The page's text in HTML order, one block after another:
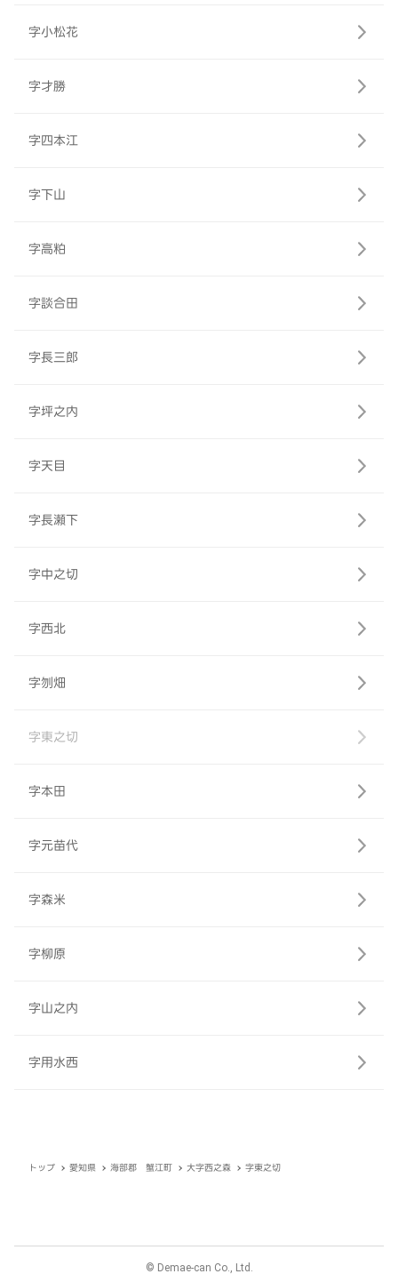
字小松花
字才勝
字四本江
字下山
字高粕
字談合田
字長三郎
字坪之内
字天目
字長瀬下
字中之切
字西北
字刎畑
字東之切
字本田
字元苗代
字森米
字柳原
字山之内
字用水西
トップ 愛知県 海部郡 蟹江町 大字西之森 字東之切
© Demae-can Co., Ltd.